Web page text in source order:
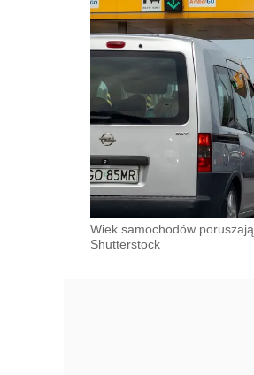
Wiek samochodów
Shutterstock